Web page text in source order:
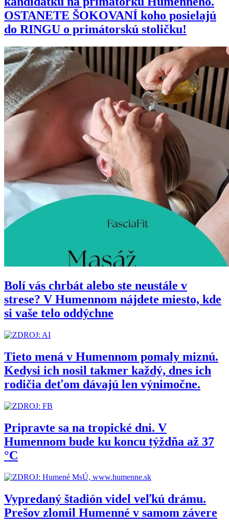
OSTANETE ŠOKOVANÍ koho posielajú
do RINGU o primátorskú stoličku!
Bolí vás chrbát alebo ste neustále v
strese? V Humennom nájdete miesto, kde
si vaše telo oddýchne
Tieto mená v Humennom pomaly miznú.
Kedysi ich nosil takmer každý, dnes ich
rodičia deťom dávajú len výnimočne.
Pripravte sa na tropické dni. V
Humennom bude ku koncu týždňa až 37
°C
Vypredaný štadión videl veľkú drámu.
Prešov zlomil Humenné v samom závere